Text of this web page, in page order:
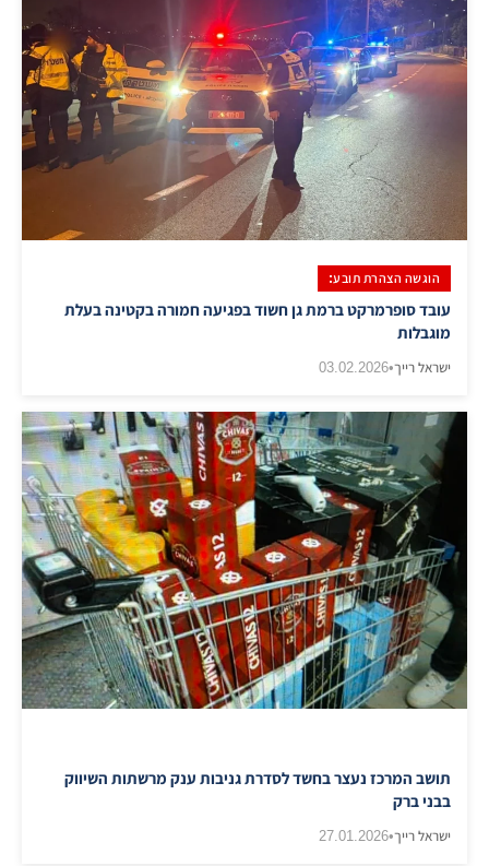
הוגשה הצהרת תובע:
עובד סופרמרקט ברמת גן חשוד בפגיעה חמורה בקטינה בעלת
מוגבלות
ישראל רייך•
03.02.2026
תושב המרכז נעצר בחשד לסדרת גניבות ענק מרשתות השיווק
בבני ברק
ישראל רייך•
27.01.2026